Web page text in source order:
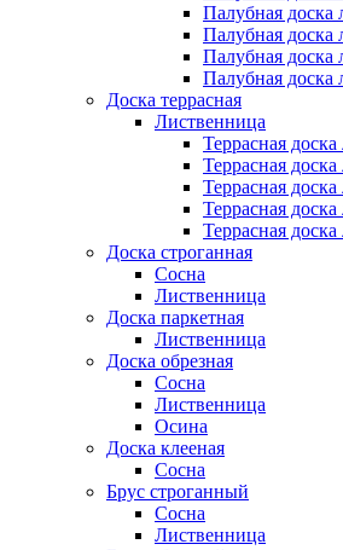
Палубная доска
Палубная доска
Палубная доска
Палубная доска
Доска террасная
Лиственница
Террасная
Террасная
Террасная
Террасная
Террасная
Доска строганная
Сосна
Лиственница
Доска паркетная
Лиственница
Доска обрезная
Сосна
Лиственница
Осина
Доска клееная
Сосна
Брус строганный
Сосна
Лиственница